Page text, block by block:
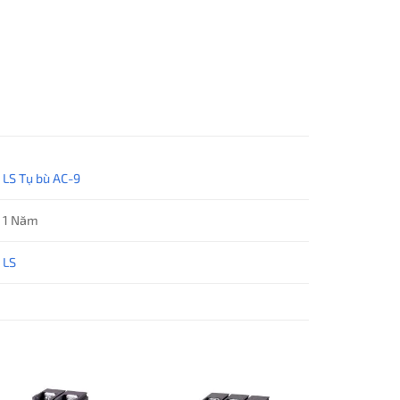
LS Tụ bù AC-9
1 Năm
LS